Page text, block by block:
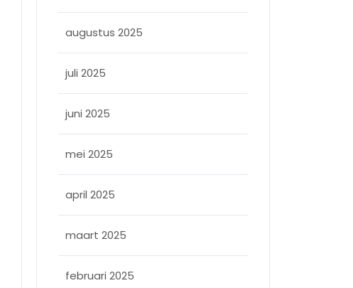
augustus 2025
juli 2025
juni 2025
mei 2025
april 2025
maart 2025
februari 2025